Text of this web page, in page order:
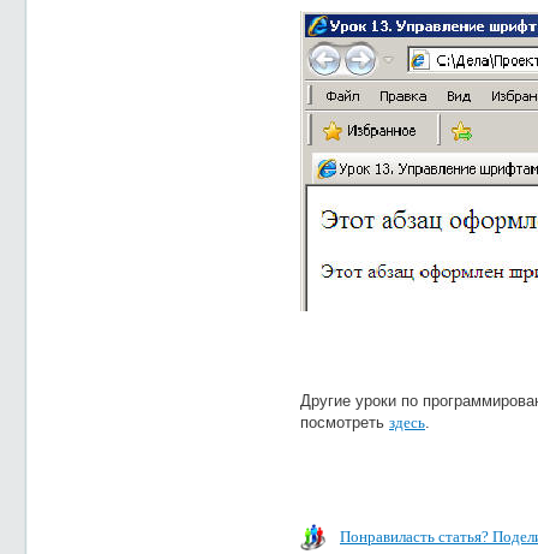
Другие уроки по
посмотреть здесь.
Понравиласть статья?